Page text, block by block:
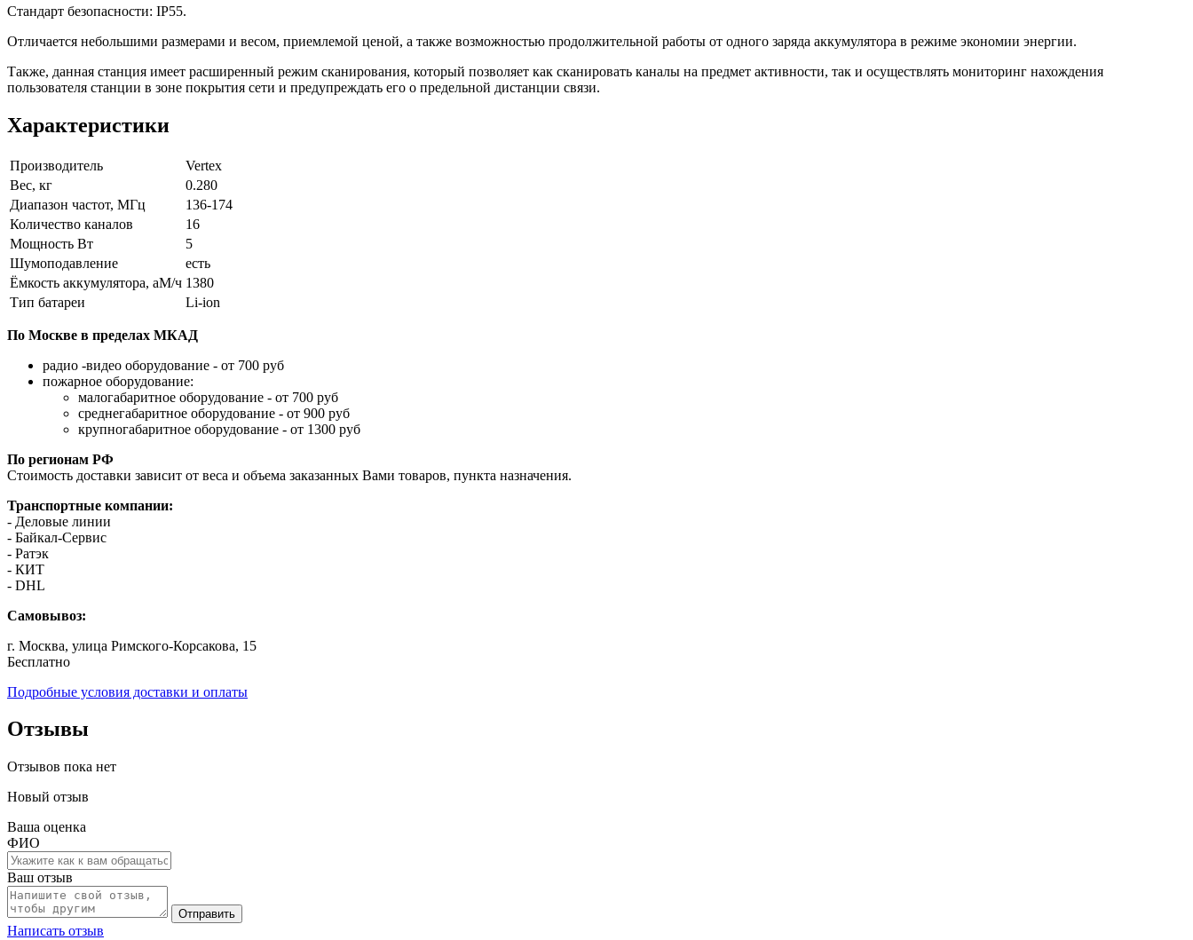
Стандарт безопасности: IP55.
Отличается небольшими размерами и весом, приемлемой ценой, а также возможностью продолжительной работы от одного заряда аккумулятора в режиме экономии энергии.
Также, данная станция имеет расширенный режим сканирования, который позволяет как сканировать каналы на предмет активности, так и осуществлять мониторинг нахождения
пользователя станции в зоне покрытия сети и предупреждать его о предельной дистанции связи.
Характеристики
Производитель
Vertex
Вес, кг
0.280
Диапазон частот, МГц
136-174
Количество каналов
16
Мощность Вт
5
Шумоподавление
есть
Ёмкость аккумулятора, аМ/ч 1380
Тип батареи
Li-ion
По Москве в пределах МКАД
радио -видео оборудование - от 700 руб
пожарное оборудование:
малогабаритное оборудование - от 700 руб
среднегабаритное оборудование - от 900 руб
крупногабаритное оборудование - от 1300 руб
По регионам РФ
Стоимость доставки зависит от веса и объема заказанных Вами товаров, пункта назначения.
Транспортные компании:
- Деловые линии
- Байкал-Сервис
- Ратэк
- КИТ
- DHL
Самовывоз:
г. Москва, улица Римского-Корсакова, 15
Бесплатно
Подробные условия доставки и оплаты
Отзывы
Отзывов пока нет
Новый отзыв
Ваша оценка
ФИО
Ваш отзыв
Отправить
Написать отзыв